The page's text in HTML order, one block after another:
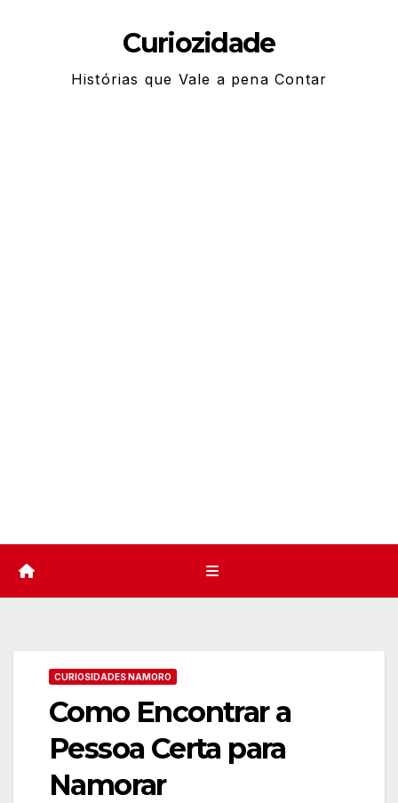
Curiozidade
Histórias que Vale a pena Contar
CURIOSIDADES NAMORO
Como Encontrar a
Pessoa Certa para
Namorar